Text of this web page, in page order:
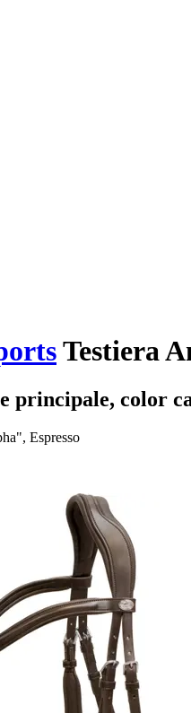
Testiera
principale, color
Espresso